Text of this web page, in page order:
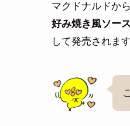
マクドナルドか
好み焼き風ソー
して発売されます